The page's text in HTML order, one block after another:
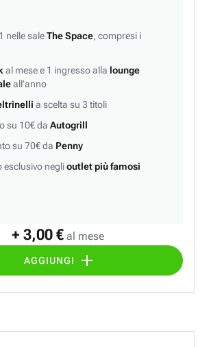
+ 3,00 € al mese
AGGIUNGI
nelle saleThe Space, compresi i
al mese e 1 ingresso alla lounge
all’anno
a scelta su 3 titoli
su 10€ da Autogrill
su 70€ da Penny
esclusivo neglioutlet più famosi